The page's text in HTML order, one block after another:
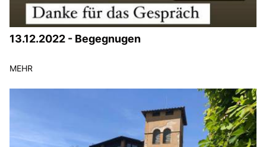
13.12.2022 - Begegnugen
MEHR